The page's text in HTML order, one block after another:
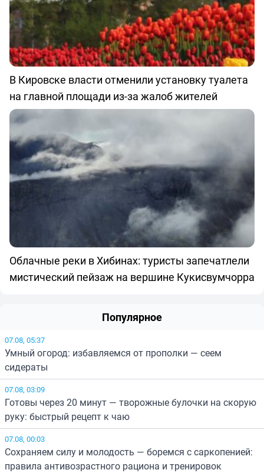
В Кировске власти отменили установку туалета
на главной площади из-за жалоб жителей
Облачные реки в Хибинах: туристы запечатлели
мистический пейзаж на вершине Кукисвумчорра
Популярное
07.08, 05:37
Умный огород: избавляемся от прополки — сеем
сидераты
07.08, 03:09
Готовы через 20 минут — творожные булочки на скорую
руку: быстрый рецепт к чаю
07.08, 00:03
Сохраняем силу и молодость — боремся с саркопенией:
правила антивозрастного рациона и тренировок